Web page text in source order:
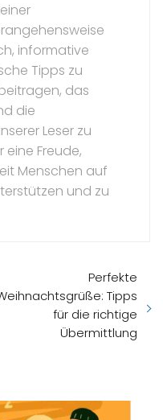
informative
Tipps zu
das
die
Leser zu
eine Freude,
Menschen auf
und zu
Perfekte
Tipps
für die richtige
Übermittlung